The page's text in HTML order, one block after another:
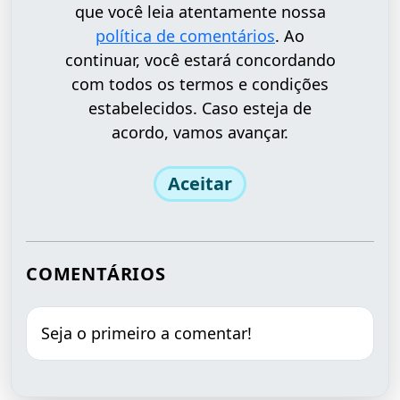
que você leia atentamente nossa
política de comentários. Ao
continuar, você estará concordando
com todos os termos e condições
estabelecidos. Caso esteja de
acordo, vamos avançar.
Aceitar
COMENTÁRIOS
Seja o primeiro a comentar!